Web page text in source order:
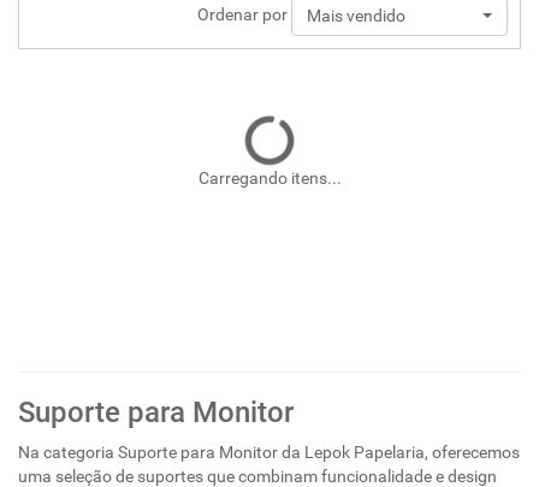
Ordenar por Mais vendido
Carregando itens...
Suporte para Monitor
Na categoria Suporte para Monitor da Lepok Papelaria, oferecemos
uma seleção de suportes que combinam funcionalidade e design